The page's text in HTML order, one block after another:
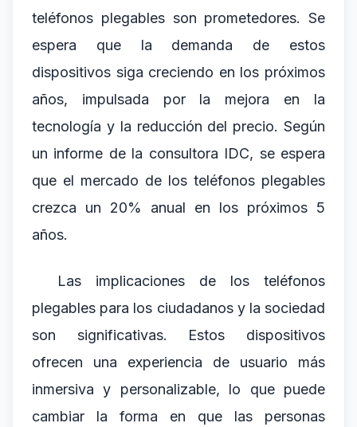
teléfonos plegables son prometedores. Se
espera que la demanda de estos
dispositivos siga creciendo en los próximos
años, impulsada por la mejora en la
tecnología y la reducción del precio. Según
un informe de la consultora IDC, se espera
que el mercado de los teléfonos plegables
crezca un 20% anual en los próximos 5
años.
Las implicaciones de los teléfonos
plegables para los ciudadanos y la sociedad
son significativas. Estos dispositivos
ofrecen una experiencia de usuario más
inmersiva y personalizable, lo que puede
cambiar la forma en que las personas